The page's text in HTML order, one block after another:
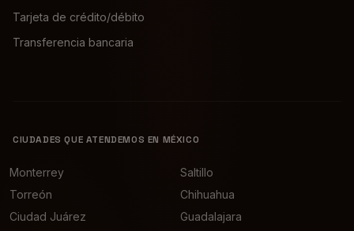
Tarjeta de crédito/débito
Transferencia bancaria
CIUDADES QUE ATENDEMOS EN MÉXICO
Monterrey
Saltillo
Torreón
Chihuahua
Ciudad Juárez
Guadalajara